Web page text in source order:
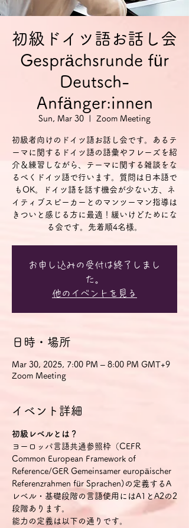
初級ドイツ語お話し会
Gesprächsrunde für
Deutsch-
Anfänger:innen
Sun, Mar 30 Zoom Meeting
初級者向けのドイツ語お話し会です。あるテ
ーマに関するドイツ語の語彙やフレーズを紹
介＆練習しながら、テーマに関する雑談をな
るべくドイツ語で行います。質問は日本語で
もOK。ドイツ語を話す機会が少ない方、ネ
イティブスピーカーとのマンツーマン指導は
きついと感じる方に最適！緩いけどためにな
る会です。先着順4名様。
お申し込みの受付は終了しまし
た。
他のイベントを見る
日時・場所
Mar 30, 2025, 7:00 PM – 8:00 PM GMT+9
Zoom Meeting
イベント詳細
初級レベルとは？
ヨーロッパ言語共通参照枠（CEFR
Common European Framework of
Reference/GER Gemeinsamer europäischer
Referenzrahmen für Sprachen)の定義するA
レベル・基礎段階の言語使用にはA1とA2の2
段階あります。
能力の定義は以下の通りです。